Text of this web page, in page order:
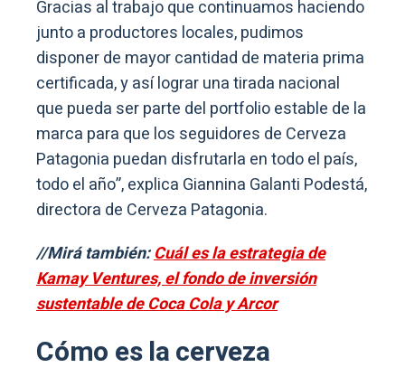
Gracias al trabajo que continuamos haciendo
junto a productores locales, pudimos
disponer de mayor cantidad de materia prima
certificada, y así lograr una tirada nacional
que pueda ser parte del portfolio estable de la
marca para que los seguidores de Cerveza
Patagonia puedan disfrutarla en todo el país,
todo el año”, explica Giannina Galanti Podestá,
directora de Cerveza Patagonia.
//Mirá también:Cuál es la estrategia de
Kamay Ventures, el fondo de inversión
sustentable de Coca Cola y Arcor
Cómo es la cerveza